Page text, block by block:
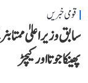
قومی خبریں
سابق وزیر اعلیٰ ممتا
پھینکا جوتا اور کیچڑ